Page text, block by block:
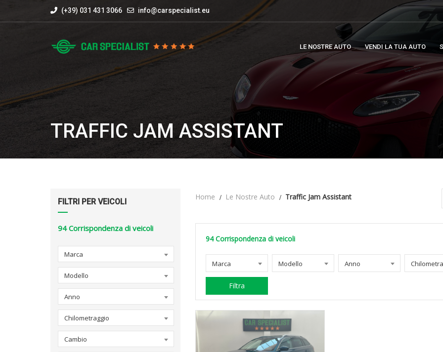
(+39) 031 431 3066 info@carspecialist.eu
LE NOSTRE AUTO VENDI LA TUA AUTO
TRAFFIC JAM ASSISTANT
FILTRI PER VEICOLI
94 Corrispondenza di veicoli
Marca
Modello
Anno
Chilometraggio
Cambio
Home Le Nostre Auto Traffic Jam Assistant
94 Corrispondenza di veicoli
Marca Modello Anno
Filtra